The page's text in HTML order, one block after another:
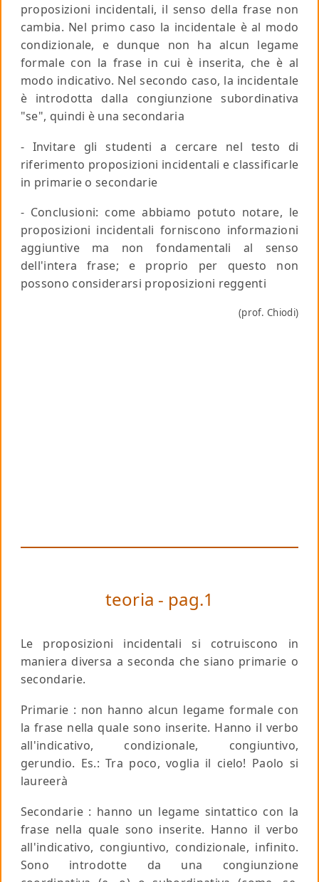
proposizioni incidentali, il senso della frase non
cambia. Nel primo caso la incidentale è al modo
condizionale, e dunque non ha alcun legame
formale con la frase in cui è inserita, che è al
modo indicativo. Nel secondo caso, la incidentale
è introdotta dalla congiunzione subordinativa
"se", quindi è una secondaria
- Invitare gli studenti a cercare nel testo di
riferimento proposizioni incidentali e classificarle
in primarie o secondarie
- Conclusioni: come abbiamo potuto notare, le
proposizioni incidentali forniscono informazioni
aggiuntive ma non fondamentali al senso
dell'intera frase; e proprio per questo non
possono considerarsi proposizioni reggenti
(prof. Chiodi)
teoria - pag.1
Le proposizioni incidentali si cotruiscono in
maniera diversa a seconda che siano primarie o
secondarie.
Primarie : non hanno alcun legame formale con
la frase nella quale sono inserite. Hanno il verbo
all'indicativo, condizionale, congiuntivo,
gerundio. Es.: Tra poco, voglia il cielo! Paolo si
laureerà
Secondarie: hanno un legame sintattico con la
frase nella quale sono inserite. Hanno il verbo
all'indicativo, congiuntivo, condizionale, infinito.
Sono introdotte da una congiunzione